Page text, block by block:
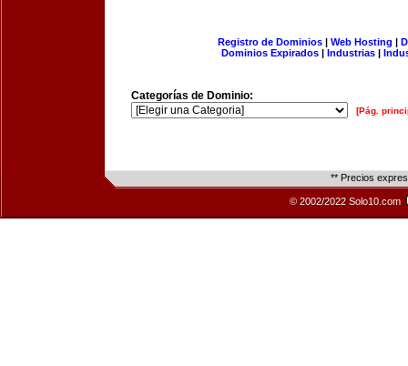
Registro de Dominios| Web Hosting |
Dominios Expirados | Industrias |
Categorías de Dominio:
[Pág.
** Precios
© 2002/2022 Solo10.com